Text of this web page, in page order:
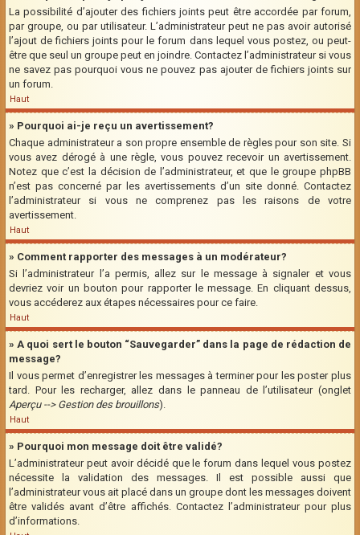
La possibilité d’ajouter des fichiers joints peut être accordée par forum,
par groupe, ou par utilisateur. L’administrateur peut ne pas avoir autorisé
l’ajout de fichiers joints pour le forum dans lequel vous postez, ou peut-
être que seul un groupe peut en joindre. Contactez l’administrateur si vous
ne savez pas pourquoi vous ne pouvez pas ajouter de fichiers joints sur
un forum.
Haut
» Pourquoi ai-je reçu un avertissement?
Chaque administrateur a son propre ensemble de règles pour son site. Si
vous avez dérogé à une règle, vous pouvez recevoir un avertissement.
Notez que c’est la décision de l’administrateur, et que le groupe phpBB
n’est pas concerné par les avertissements d’un site donné. Contactez
l’administrateur si vous ne comprenez pas les raisons de votre
avertissement.
Haut
» Comment rapporter des messages à un modérateur?
Si l’administrateur l’a permis, allez sur le message à signaler et vous
devriez voir un bouton pour rapporter le message. En cliquant dessus,
vous accéderez aux étapes nécessaires pour ce faire.
Haut
» A quoi sert le bouton “Sauvegarder” dans la page de rédaction de
message?
Il vous permet d’enregistrer les messages à terminer pour les poster plus
tard. Pour les recharger, allez dans le panneau de l’utilisateur (onglet
Aperçu --> Gestion des brouillons).
Haut
» Pourquoi mon message doit être validé?
L’administrateur peut avoir décidé que le forum dans lequel vous postez
nécessite la validation des messages. Il est possible aussi que
l’administrateur vous ait placé dans un groupe dont les messages doivent
être validés avant d’être affichés. Contactez l’administrateur pour plus
d’informations.